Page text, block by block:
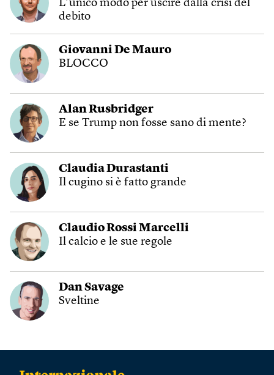
L’unico modo per uscire dalla crisi del
debito
Giovanni De Mauro
BLOCCO
Alan Rusbridger
E se Trump non fosse sano di mente?
Claudia Durastanti
Il cugino si è fatto grande
Claudio Rossi Marcelli
Il calcio e le sue regole
Dan Savage
Sveltine